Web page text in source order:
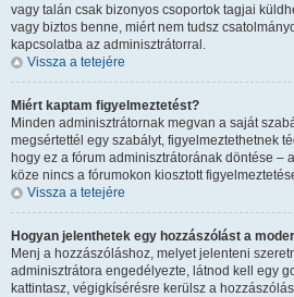
vagy talán csak bizonyos csoportok tagjai
vagy biztos benne, miért nem tudsz
kapcsolatba az adminisztrátorral.
Vissza a tetejére
Miért kaptam figyelmeztetést?
Minden adminisztrátornak megvan a saját
megsértettél egy szabályt, figyelmeztethetnek
hogy ez a fórum adminisztrátorának döntése –
köze nincs a fórumokon kiosztott
Vissza a tetejére
Hogyan jelenthetek egy hozzászólást a
Menj a hozzászóláshoz, melyet jelenteni
adminisztrátora engedélyezte, látnod kell egy
kattintasz, végigkísérésre kerülsz a